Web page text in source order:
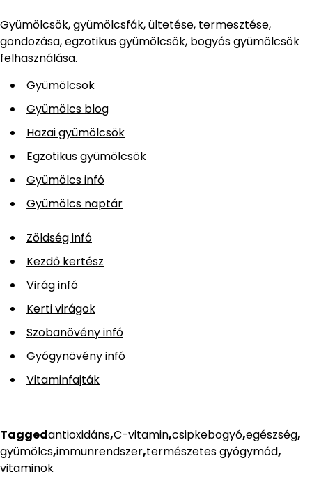
Gyümölcsök, gyümölcsfák, ültetése, termesztése,
gondozása, egzotikus gyümölcsök, bogyós gyümölcsök
felhasználása.
Gyümölcsök
Gyümölcs blog
Hazai gyümölcsök
Egzotikus gyümölcsök
Gyümölcs infó
Gyümölcs naptár
Zöldség infó
Kezdő kertész
Virág infó
Kerti virágok
Szobanövény infó
Gyógynövény infó
Vitaminfajták
Taggedantioxidáns,C-vitamin,csipkebogyó,egészség,
gyümölcs,immunrendszer,természetes gyógymód,
vitaminok